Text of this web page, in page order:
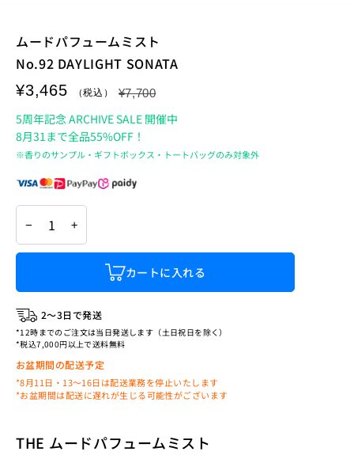
ムードパフュームミスト
No.92 DAYLIGHT SONATA
¥3,465 ¥7,700
5周年記念 ARCHIVE SALE 開催中
8月31まで全品55%OFF！
※香りのサンプル・ギフトボックス・トートバッグのみ対象外
− +
カートに入れる
2〜3日で発送
*12時までのご注文は当日発送します（土日祝日を除く）
*税込7,000円以上で送料無料
お盆期間の配送予定
*8月11日・13〜16日は配送業務を停止いたします
*お盆期間は配送に遅れが生じる可能性がございます
THE ムードパフュームミスト